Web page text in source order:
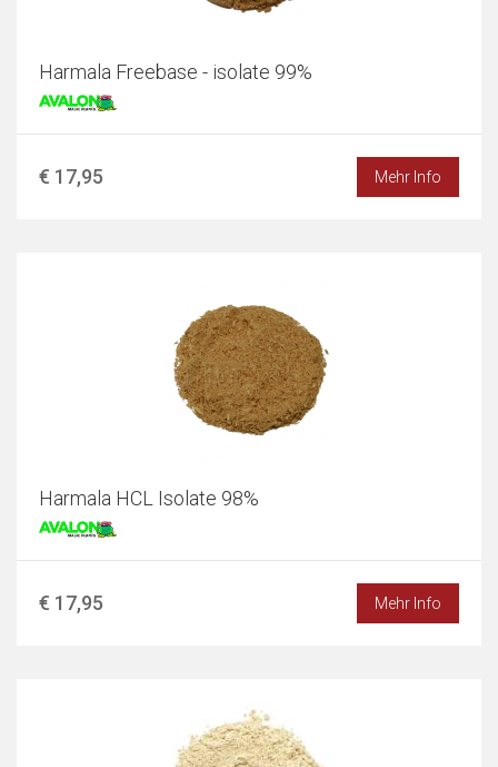
Harmala Freebase - isolate 99%
€ 17,95 Mehr Info
Harmala HCL Isolate 98%
€ 17,95 Mehr Info